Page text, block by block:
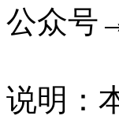
公众号
说明：